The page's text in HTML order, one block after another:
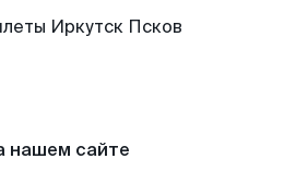
нашем сайте